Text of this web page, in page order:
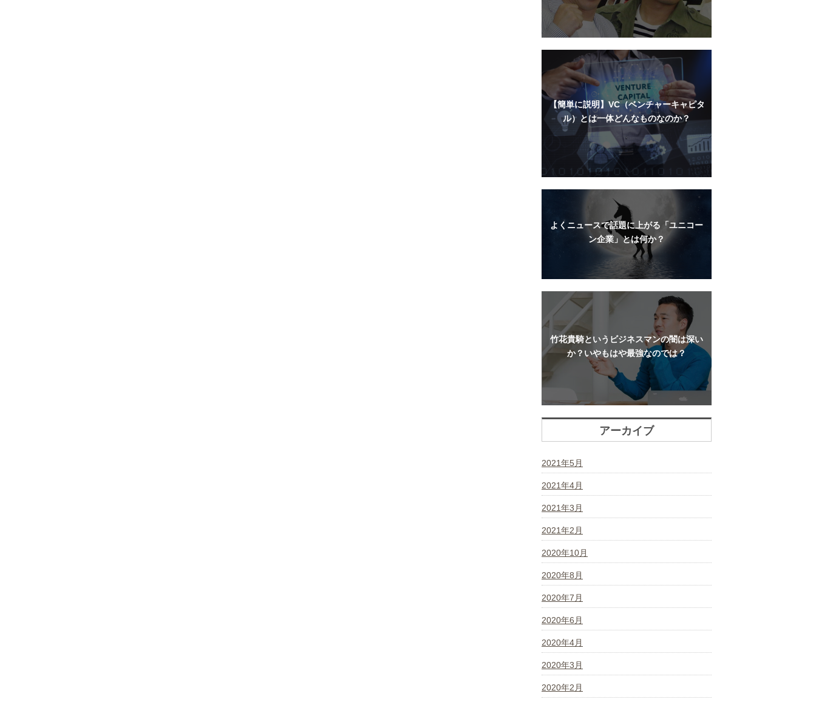
【簡単に説明】VC（ベンチャーキャピタ
ル）とは一体どんなものなのか？
よくニュースで話題に上がる「ユニコー
ン企業」とは何か？
竹花貴騎というビジネスマンの闇は深い
か？いやもはや最強なのでは？
アーカイブ
2021年5月
2021年4月
2021年3月
2021年2月
2020年10月
2020年8月
2020年7月
2020年6月
2020年4月
2020年3月
2020年2月